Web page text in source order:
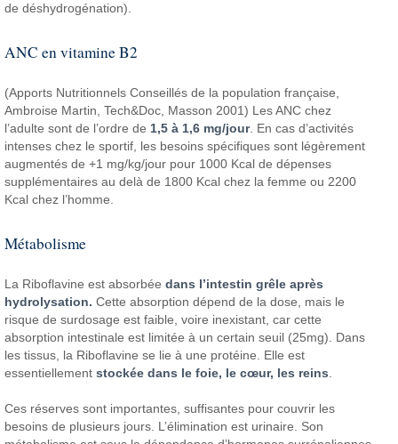
de déshydrogénation).
ANC en vitamine B2
(Apports Nutritionnels Conseillés de la population française,
Ambroise Martin, Tech&Doc, Masson 2001) Les ANC chez
l’adulte sont de l’ordre de 1,5 à 1,6 mg/jour. En cas d’activités
intenses chez le sportif, les besoins spécifiques sont légèrement
augmentés de +1 mg/kg/jour pour 1000 Kcal de dépenses
supplémentaires au delà de 1800 Kcal chez la femme ou 2200
Kcal chez l’homme.
Métabolisme
La Riboflavine est absorbéedans l’intestin grêle après
hydrolysation. Cette absorption dépend de la dose, mais le
risque de surdosage est faible, voire inexistant, car cette
absorption intestinale est limitée à un certain seuil (25mg). Dans
les tissus, la Riboflavine se lie à une protéine. Elle est
essentiellementstockée dans le foie, le cœur, les reins
Ces réserves sont importantes, suffisantes pour couvrir les
besoins de plusieurs jours. L’élimination est urinaire. Son